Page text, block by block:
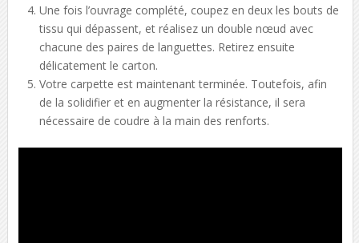
Une fois l’ouvrage complété, coupez en deux les bouts de
tissu qui dépassent, et réalisez un double nœud avec
chacune des paires de languettes. Retirez ensuite
délicatement le carton.
Votre carpette est maintenant terminée. Toutefois, afin
de la solidifier et en augmenter la résistance, il sera
nécessaire de coudre à la main des renforts.